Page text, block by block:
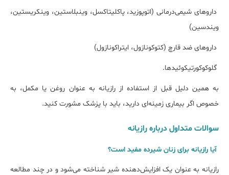
داروهای شیمی‌درمانی (اتوپوزید، پاکلیتاکسل، وینبلاستین، وینکریستین،
ویندسین)
داروهای ضد قارچ (کتوکونازول، ایتراکونازول)
گلوکوکورتیکوئیدها.
به همین دلیل قبل از استفاده از رازیانه به عنوان روغن یا مکمل، به
خصوص اگر بیماری زمینه‌ای دارید، باید با پزشک مشورت کنید.
سوالات متداول درباره رازیانه
آیا رازیانه برای زنان شیرده مفید است؟
رازیانه به عنوان یک افزایش‌دهنده شیر شناخته می‌شود و در چند مطالعه